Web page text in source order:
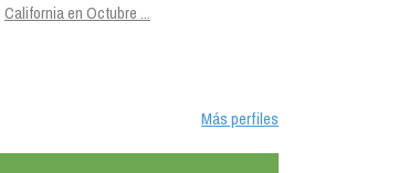
California en Octubre ...
Más perfiles